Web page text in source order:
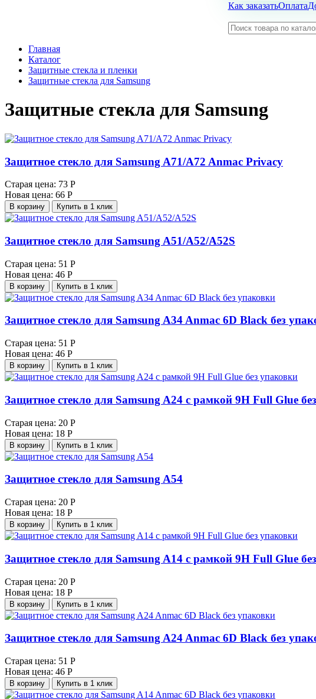
Как заказатьОплата
Главная
Каталог
Защитные стекла и пленки
Защитные стекла для Samsung
Защитные стекла для Samsung
Защитное стекло для Samsung A71/A72 Anmac Privacy
Старая цена: 73 Р
Новая цена: 66 Р
В корзину Купить в 1 клик
Защитное стекло для Samsung A51/A52/A52S
Старая цена: 51 Р
Новая цена: 46 Р
В корзину Купить в 1 клик
Защитное стекло для Samsung A34 Anmac 6D Black без
Старая цена: 51 Р
Новая цена: 46 Р
В корзину Купить в 1 клик
Защитное стекло для Samsung A24 с рамкой 9H Full Glue
Старая цена: 20 Р
Новая цена: 18 Р
В корзину Купить в 1 клик
Защитное стекло для Samsung A54
Старая цена: 20 Р
Новая цена: 18 Р
В корзину Купить в 1 клик
Защитное стекло для Samsung A14 с рамкой 9H Full Glue
Старая цена: 20 Р
Новая цена: 18 Р
В корзину Купить в 1 клик
Защитное стекло для Samsung A24 Anmac 6D Black без
Старая цена: 51 Р
Новая цена: 46 Р
В корзину Купить в 1 клик